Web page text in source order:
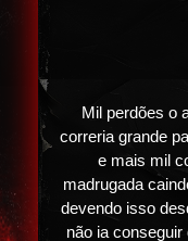
Mil perdões o
correria grande
e mais mil
madrugada
devendo isso
não ia